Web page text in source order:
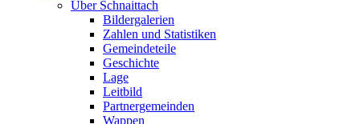
Über Schnaittach
Bildergalerien
Zahlen und Statistiken
Gemeindeteile
Geschichte
Lage
Leitbild
Partnergemeinden
Wappen